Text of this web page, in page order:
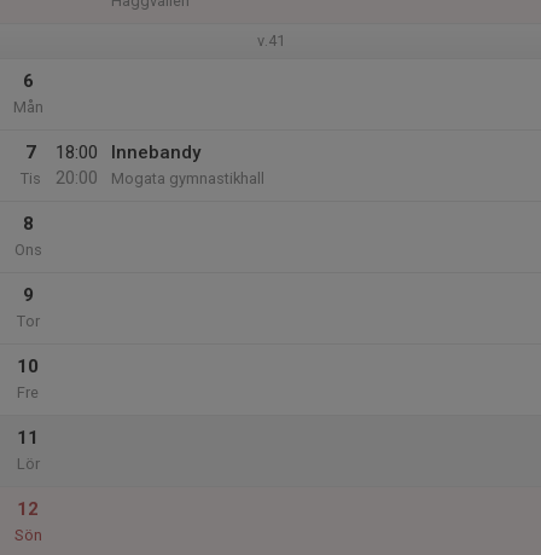
v.41
6
Mån
7
Tis
18:00
20:00
Innebandy
Mogata gymnastikhall
8
Ons
9
Tor
10
Fre
11
Lör
12
Sön